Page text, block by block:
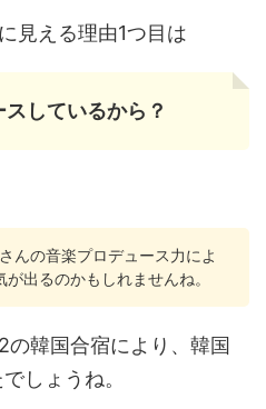
見える理由1つ目は
しているから？
んの音楽プロデュース力によ
出るのかもしれませんね。
の韓国合宿により、韓国
しょうね。